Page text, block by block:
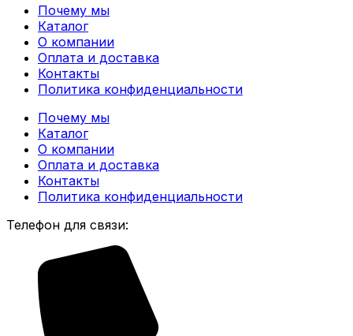
Почему мы
Каталог
О компании
Оплата и доставка
Контакты
Политика конфиденциальности
Почему мы
Каталог
О компании
Оплата и доставка
Контакты
Политика конфиденциальности
Телефон для связи: